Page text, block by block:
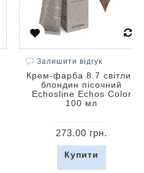
Залишити відгук
Крем-фарба 8.7 світлий
блондин пісочний
Echosline Echos Color
100 мл
273.00 грн.
Купити